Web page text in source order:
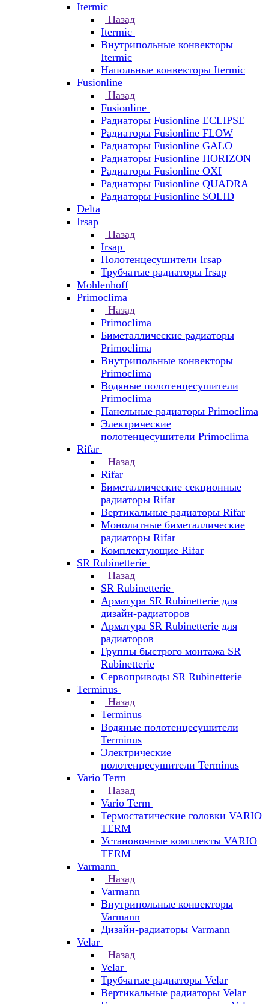
Itermic
Назад
Itermic
Внутрипольные конвекторы
Itermic
Напольные конвекторы Itermic
Fusionline
Назад
Fusionline
Радиаторы Fusionline ECLIPSE
Радиаторы Fusionline FLOW
Радиаторы Fusionline GALO
Радиаторы Fusionline HORIZON
Радиаторы Fusionline OXI
Радиаторы Fusionline QUADRA
Радиаторы Fusionline SOLID
Delta
Irsap
Назад
Irsap
Полотенцесушители Irsap
Трубчатые радиаторы Irsap
Mohlenhoff
Primoclima
Назад
Primoclima
Биметаллические радиаторы
Primoclima
Внутрипольные конвекторы
Primoclima
Водяные полотенцесушители
Primoclima
Панельные радиаторы Primoclima
Электрические
полотенцесушители Primoclima
Rifar
Назад
Rifar
Биметаллические секционные
радиаторы Rifar
Вертикальные радиаторы Rifar
Монолитные биметаллические
радиаторы Rifar
Комплектующие Rifar
SR Rubinetterie
Назад
SR Rubinetterie
Арматура SR Rubinetterie для
дизайн-радиаторов
Арматура SR Rubinetterie для
радиаторов
Группы быстрого монтажа SR
Rubinetterie
Сервоприводы SR Rubinetterie
Terminus
Назад
Terminus
Водяные полотенцесушители
Terminus
Электрические
полотенцесушители Terminus
Vario Term
Назад
Vario Term
Термостатические головки VARIO
TERM
Установочные комплекты VARIO
TERM
Varmann
Назад
Varmann
Внутрипольные конвекторы
Varmann
Дизайн-радиаторы Varmann
Velar
Назад
Velar
Трубчатые радиаторы Velar
Вертикальные радиаторы Velar